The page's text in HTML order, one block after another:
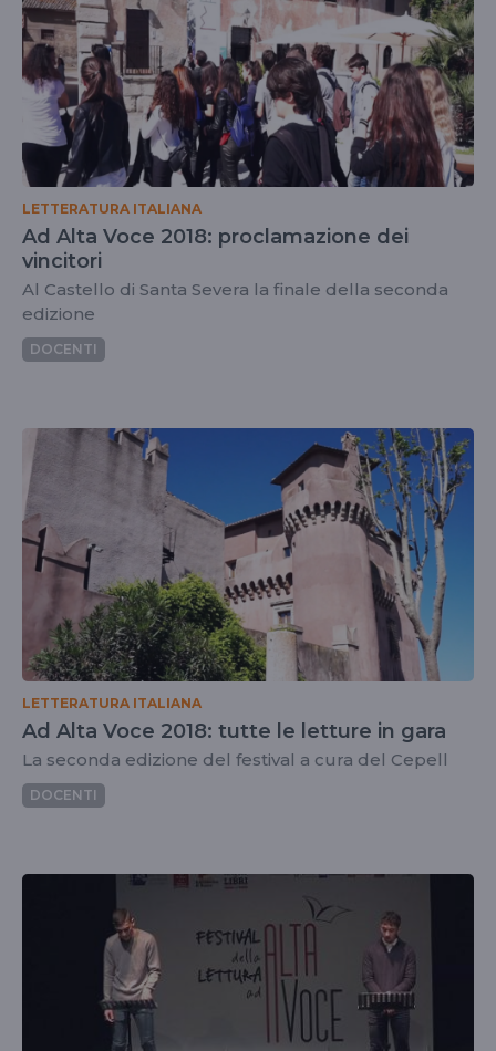
LETTERATURA ITALIANA
Ad Alta Voce 2018: proclamazione dei
vincitori
Al Castello di Santa Severa la finale della seconda
edizione
DOCENTI
LETTERATURA ITALIANA
Ad Alta Voce 2018: tutte le letture in gara
La seconda edizione del festival a cura del Cepell
DOCENTI